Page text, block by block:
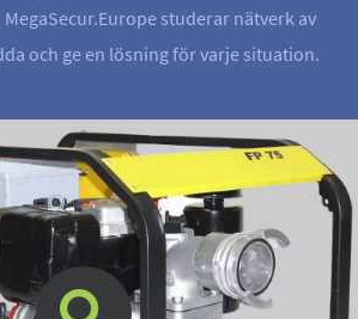
studerar nätverk av
och ge en lösning för varje situation.